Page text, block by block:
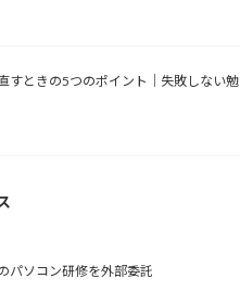
すときの5つのポイント｜失敗しない勉
パソコン研修を外部委託